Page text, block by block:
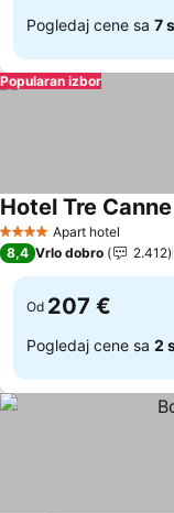
Pogledaj cene sa 7
Popularan izbor
4 ZvezdiceApart hotel
Hotel Tre Canne
8,4 Vrlo dobro 2.412
Od 207 €
Pogledaj cene sa 2